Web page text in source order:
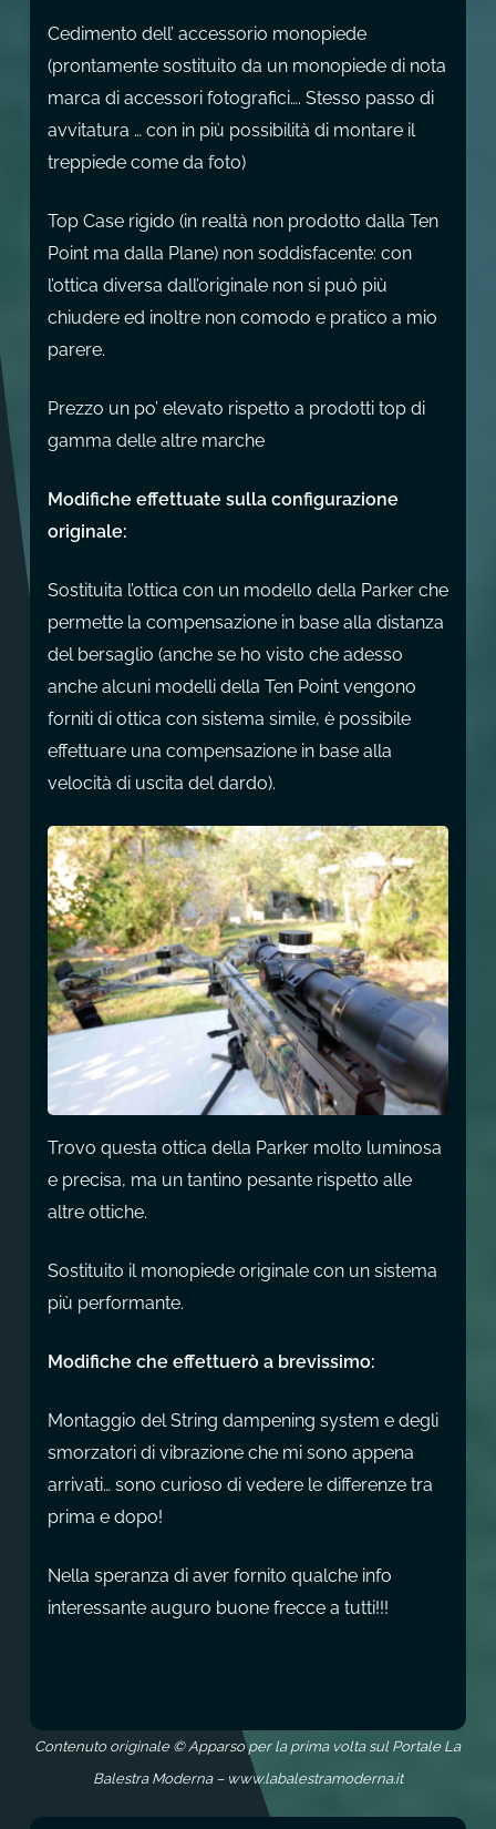
Cedimento dell’ accessorio monopiede
(prontamente sostituito da un monopiede di nota
marca di accessori fotografici…. Stesso passo di
avvitatura … con in più possibilità di montare il
treppiede come da foto)
Top Case rigido (in realtà non prodotto dalla Ten
Point ma dalla Plane) non soddisfacente: con
l’ottica diversa dall’originale non si può più
chiudere ed inoltre non comodo e pratico a mio
parere.
Prezzo un po’ elevato rispetto a prodotti top di
gamma delle altre marche
Modifiche effettuate sulla configurazione
originale:
Sostituita l’ottica con un modello della Parker che
permette la compensazione in base alla distanza
del bersaglio (anche se ho visto che adesso
anche alcuni modelli della Ten Point vengono
forniti di ottica con sistema simile, è possibile
effettuare una compensazione in base alla
velocità di uscita del dardo).
Trovo questa ottica della Parker molto luminosa
e precisa, ma un tantino pesante rispetto alle
altre ottiche.
Sostituito il monopiede originale con un sistema
più performante.
Modifiche che effettuerò a brevissimo:
Montaggio del String dampening system e degli
smorzatori di vibrazione che mi sono appena
arrivati… sono curioso di vedere le differenze tra
prima e dopo!
Nella speranza di aver fornito qualche info
interessante auguro buone frecce a tutti!!!
Contenuto originale © Apparso per la prima volta sul Portale La
Balestra Moderna – www.labalestramoderna.it